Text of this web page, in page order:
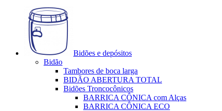
Bidões e depósitos
Bidão
Tambores de boca larga
BIDÃO ABERTURA TOTAL
Bidões Troncocônicos
BARRICA CÔNICA com Alças
BARRICA CÔNICA ECO